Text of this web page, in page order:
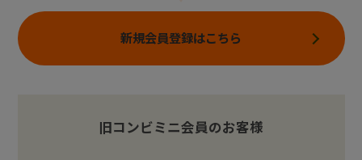
新規会員登録はこちら
旧コンビミニ会員のお客様